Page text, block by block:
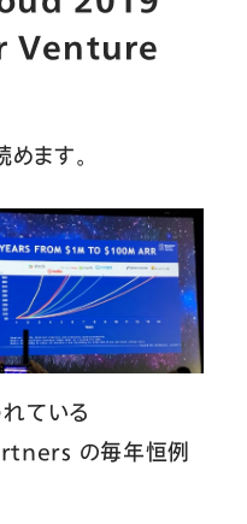
Venture
めます。
ている
の毎年恒例